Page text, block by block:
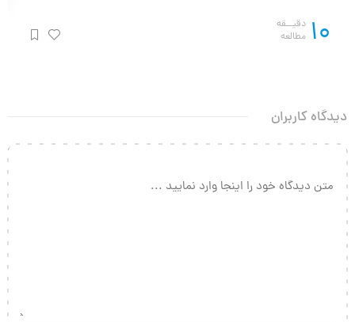
10 دقیــقه
مطالعه
دیدگاه کاربران